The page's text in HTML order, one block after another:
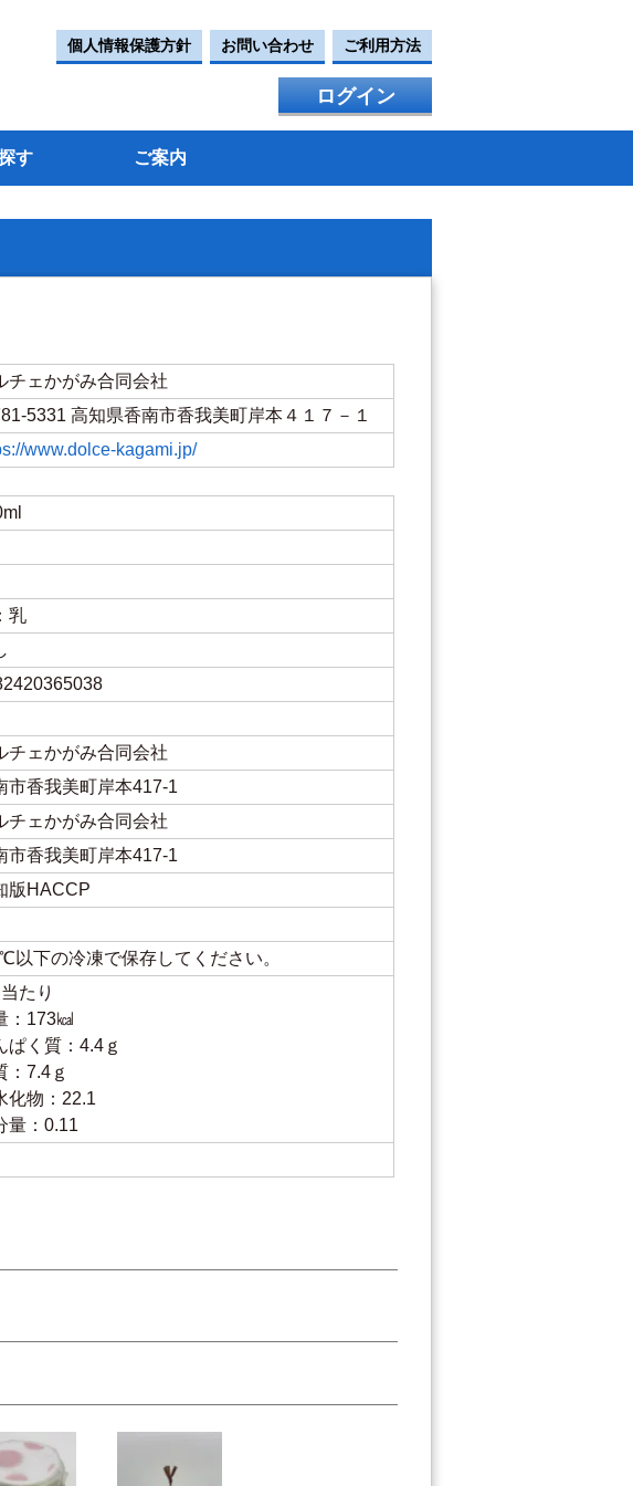
個人情報保護方針 お問い合わせ ご利用方法
ログイン
す ご案内
チェかがみ合同会社
5331 高知県香南市香我美町岸本４１７－１
www.dolce-kagami.jp/
乳
チェかがみ合同会社
市香我美町岸本417-1
チェかがみ合同会社
市香我美町岸本417-1
版HACCP
以下の冷凍で保存してください。
たり
：173㎉
ぱく質：4.4ｇ
：7.4ｇ
化物：22.1
量：0.11